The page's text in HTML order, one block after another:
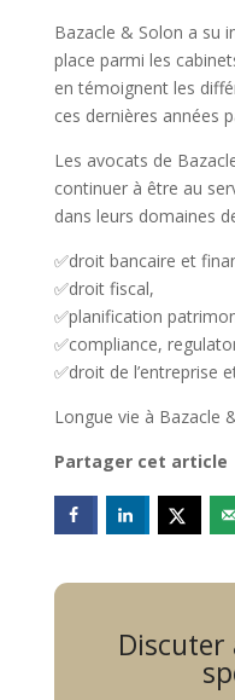
Bazacle & Solon a su
place parmi les
en témoignent les
ces dernières années
Les avocats de
continuer à être au
dans leurs domaines
✅droit bancaire et
✅droit fiscal,
✅planification
✅compliance,
✅droit de l’entreprise
Longue vie à Bazacle
Partager cet article
Discuter